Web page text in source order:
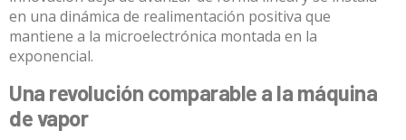
en una dinámica de realimentación positiva que
mantiene a la microelectrónica montada en la
exponencial.
Una revolución comparable a la máquina
de vapor